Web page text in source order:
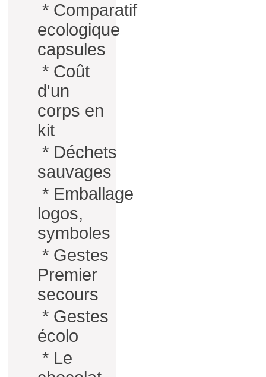
* Comparatif
ecologique
capsules
* Coût
d'un
corps en
kit
* Déchets
sauvages
* Emballage
logos,
symboles
* Gestes
Premier
secours
* Gestes
écolo
* Le